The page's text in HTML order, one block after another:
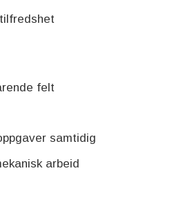
felt
samtidig
arbeid